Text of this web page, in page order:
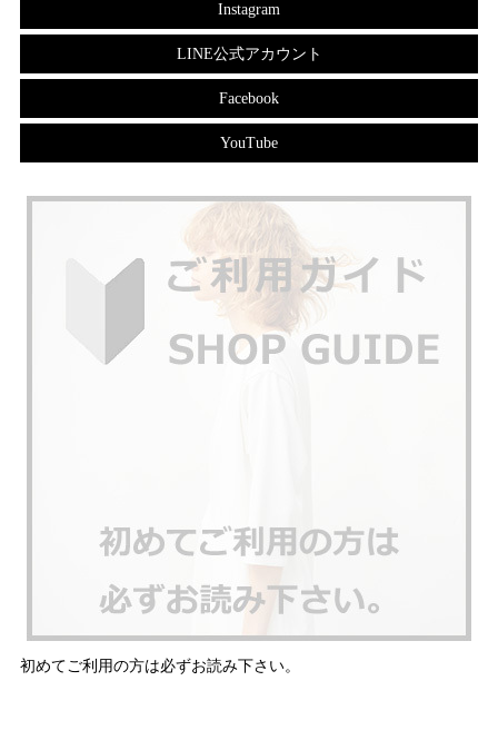
Instagram
LINE公式アカウント
Facebook
YouTube
初めてご利用の方は必ずお読み下さい。